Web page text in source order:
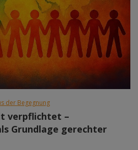
der Begegnung
verpflichtet –
Grundlage gerechter